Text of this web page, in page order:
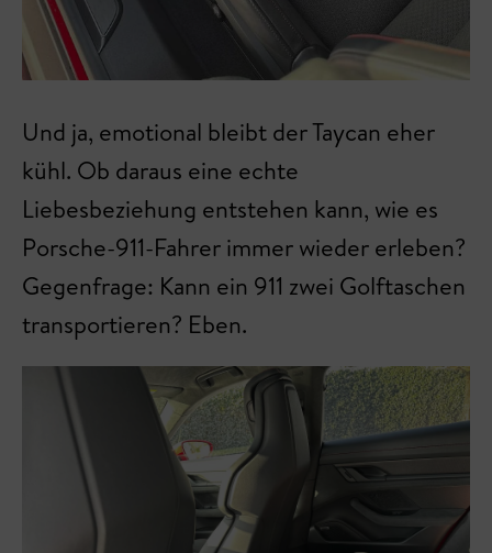
Und ja, emotional bleibt der Taycan eher
kühl. Ob daraus eine echte
Liebesbeziehung entstehen kann, wie es
Porsche-911-Fahrer immer wieder erleben?
Gegenfrage: Kann ein 911 zwei Golftaschen
transportieren? Eben.